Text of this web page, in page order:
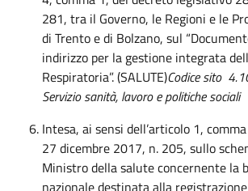
281, tra il Governo, le Regioni e le
di Trento e di Bolzano, sul
indirizzo per la gestione integrata
Respiratoria”. (SALUTE)Codice sito
Servizio sanità, lavoro e politiche sociali
Intesa, ai sensi dell’articolo 1,
27 dicembre 2017, n. 205, sullo
Ministro della salute concernente la
nazionale destinata alla